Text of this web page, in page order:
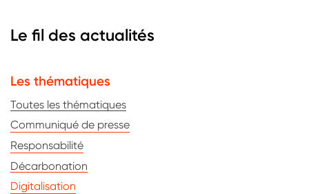
Les thématiques
Toutes les thématiques
Communiqué de presse
Responsabilité
Décarbonation
Digitalisation
Le fil des actualités